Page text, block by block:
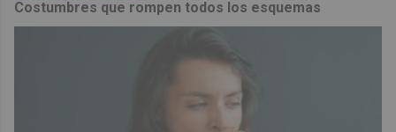
Costumbres que rompen todos los esquemas